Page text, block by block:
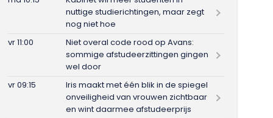
nuttige studierichtingen, maar zegt
nog niet hoe
vr 11:00
Niet overal code rood op Avans:
sommige afstudeerzittingen gingen
wel door
vr 09:15
Iris maakt met één blik in de spiegel
onveiligheid van vrouwen zichtbaar
en wint daarmee afstudeerprijs